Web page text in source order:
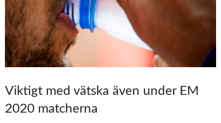
Viktigt med vätska även under EM
2020 matcherna